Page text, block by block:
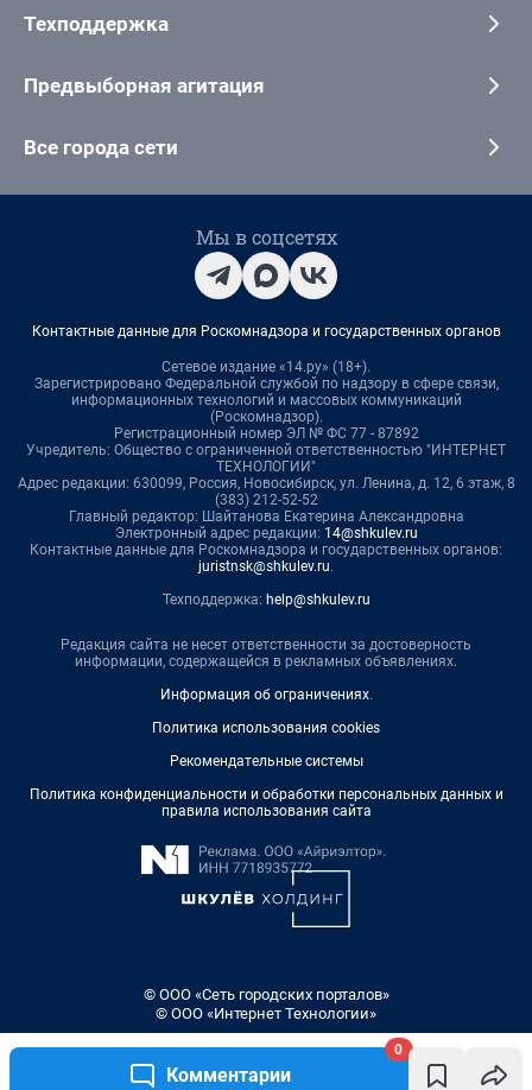
Комментарии
0
Техподдержка
Предвыборная агитация
Все города сети
Мы в соцсетях
Контактные данные для Роскомнадзора и государственных органов
Сетевое издание «14.ру» (18+).
Зарегистрировано Федеральной службой по надзору в сфере связи,
информационных технологий и массовых коммуникаций
(Роскомнадзор).
Регистрационный номер ЭЛ № ФС 77 - 87892
Учредитель: Общество с ограниченной ответственностью "ИНТЕРНЕТ
ТЕХНОЛОГИИ"
Адрес редакции: 630099, Россия, Новосибирск, ул. Ленина, д. 12, 6 этаж, 8
(383) 212-52-52
Главный редактор: Шайтанова Екатерина Александровна
Электронный адрес редакции: 14@shkulev.ru
Контактные данные для Роскомнадзора и государственных органов:
juristnsk@shkulev.ru.
Техподдержка: help@shkulev.ru
Редакция сайта не несет ответственности за достоверность
информации, содержащейся в рекламных объявлениях.
Информация об ограничениях.
Политика использования cookies
Рекомендательные системы
Политика конфиденциальности и обработки персональных данных и
правила использования сайта
© ООО «Сеть городских порталов»
© ООО «Интернет Технологии»